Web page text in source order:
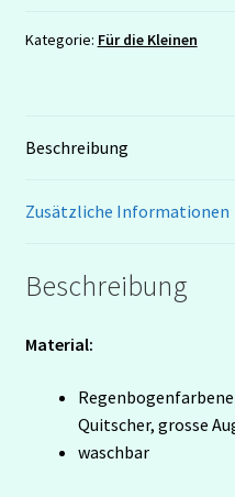
Kategorie: Für die Kleinen
Beschreibung
Zusätzliche Informationen
Beschreibung
Material:
Quitscher, grosse
waschbar